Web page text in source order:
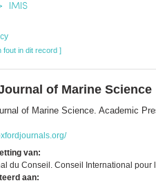
IMIS
fout in dit record ]
of Marine Science
of Marine Science. Academic
van:
du Conseil. Conseil International
aan: